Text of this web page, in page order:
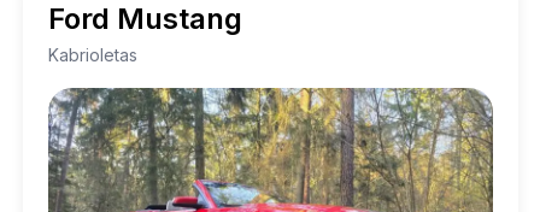
Ford Mustang
Kabrioletas